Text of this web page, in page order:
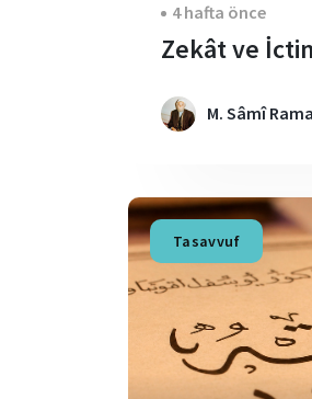
4 hafta önce
Zekât ve
M. Sâmî
Tasavvuf